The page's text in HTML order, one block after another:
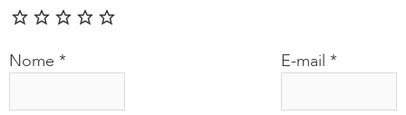
Nome * E-mail *